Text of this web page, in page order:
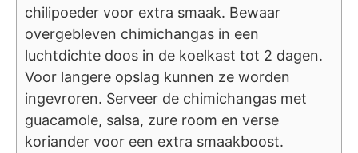
chilipoeder voor extra smaak. Bewaar
overgebleven chimichangas in een
luchtdichte doos in de koelkast tot 2 dagen.
Voor langere opslag kunnen ze worden
ingevroren. Serveer de chimichangas met
guacamole, salsa, zure room en verse
koriander voor een extra smaakboost.